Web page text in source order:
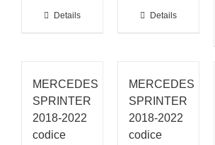
Details Details
MERCEDES
SPRINTER
2018-2022
codice
MERCEDES
SPRINTER
2018-2022
codice